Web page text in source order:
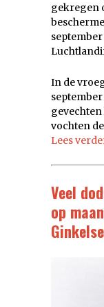
gekregen
In de
vochten
Lees
Veel
op